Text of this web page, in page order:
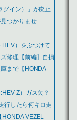
グイン）」が廃止
つかりませ
）をぶつけて
修理【前編】自損
まで【HONDA
Z）ガス欠？
行したら何キロ走
VEZEL